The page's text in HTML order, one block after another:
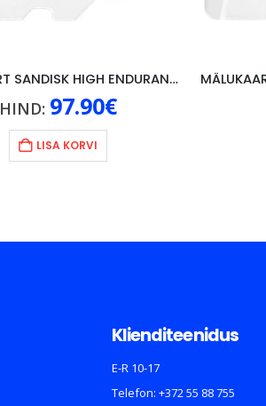
MÄLUKAART SANDISK HIGH ENDURANCE 256GB U3, V30
HIND: 97.90€
LISA KORVI
Klienditeenidus
E-R 10-17
Telefon: +372 55 88 755